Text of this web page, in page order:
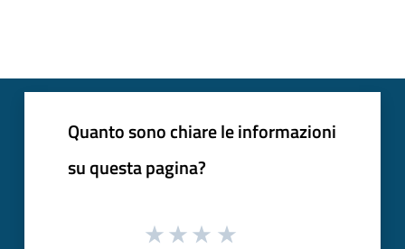
Quanto sono chiare le informazioni
su questa pagina?